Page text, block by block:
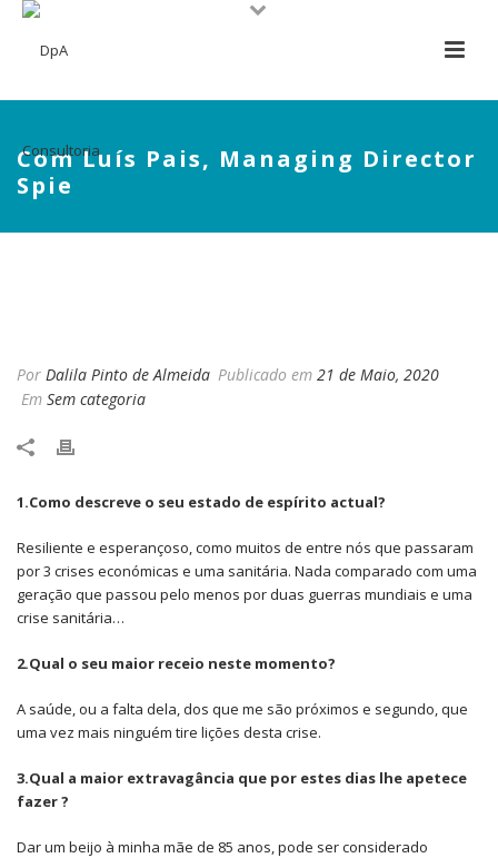
Com Luís Pais, Managing Director
Spie
Por Dalila Pinto de Almeida Publicado em 21 de Maio, 2020
Em Sem categoria
1.Como descreve o seu estado de espírito actual?
Resiliente e esperançoso, como muitos de entre nós que passaram
por 3 crises económicas e uma sanitária. Nada comparado com uma
geração que passou pelo menos por duas guerras mundiais e uma
crise sanitária…
2.Qual o seu maior receio neste momento?
A saúde, ou a falta dela, dos que me são próximos e segundo, que
uma vez mais ninguém tire lições desta crise.
3.Qual a maior extravagância que por estes dias lhe apetece
fazer ?
Dar um beijo à minha mãe de 85 anos, pode ser considerado